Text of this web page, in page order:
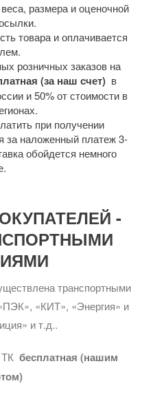
размера и оценочной
товара и оплачивается
розничных заказов на
(за наш счет) в
и 50% от стоимости в
при получении
за наложенный платеж 3-
обойдется немного
-
транспортными
«КИТ», «Энергия» и
и т.д..
ТК бесплатная (нашим